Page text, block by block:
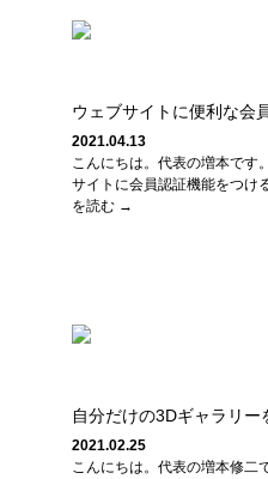
ウェブサイトに便利な会
2021.04.13
こんにちは。代表の増本です
サイトに会員認証機能をつけ
を読む →
自分だけの3Dギャラリー
2021.02.25
こんにちは。代表の増本修二